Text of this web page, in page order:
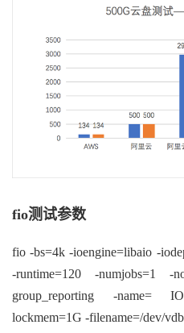
fio测试参数
fio -bs=4k -ioengine=libaio -
-runtime=120 -numjobs=1 -
group_reporting -name=
lockmem=1G -filename=/dev/